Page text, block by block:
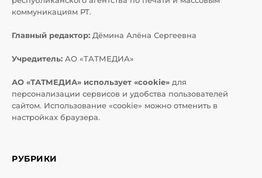
коммуникациям РТ.
Главный редактор: Дёмина Алёна Сергеевна
Учредитель: АО «ТАТМЕДИА»
АО «ТАТМЕДИА» использует «cookie» для
персонализации сервисов и удобства пользователей
сайтом. Использование «cookie» можно отменить в
настройках браузера.
РУБРИКИ